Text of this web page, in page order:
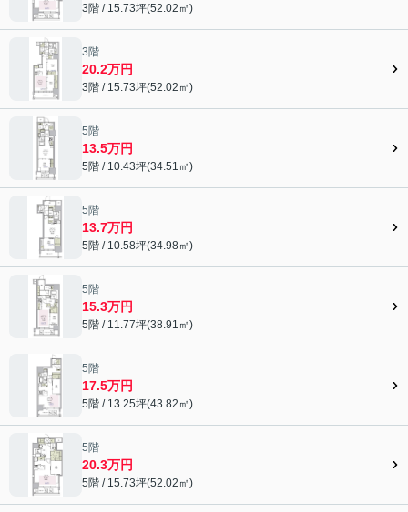
3階 / 15.73坪(52.02㎡)
3階
20.2万円
3階 / 15.73坪(52.02㎡)
5階
13.5万円
5階 / 10.43坪(34.51㎡)
5階
13.7万円
5階 / 10.58坪(34.98㎡)
5階
15.3万円
5階 / 11.77坪(38.91㎡)
5階
17.5万円
5階 / 13.25坪(43.82㎡)
5階
20.3万円
5階 / 15.73坪(52.02㎡)